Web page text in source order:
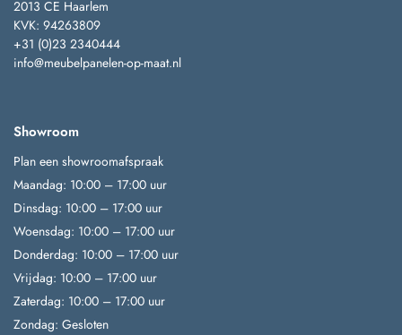
2013 CE Haarlem
KVK: 94263809
+31 (0)23 2340444
info@meubelpanelen-op-maat.nl
Showroom
Plan een showroomafspraak
Maandag: 10:00 – 17:00 uur
Dinsdag: 10:00 – 17:00 uur
Woensdag: 10:00 – 17:00 uur
Donderdag: 10:00 – 17:00 uur
Vrijdag: 10:00 – 17:00 uur
Zaterdag: 10:00 – 17:00 uur
Zondag: Gesloten